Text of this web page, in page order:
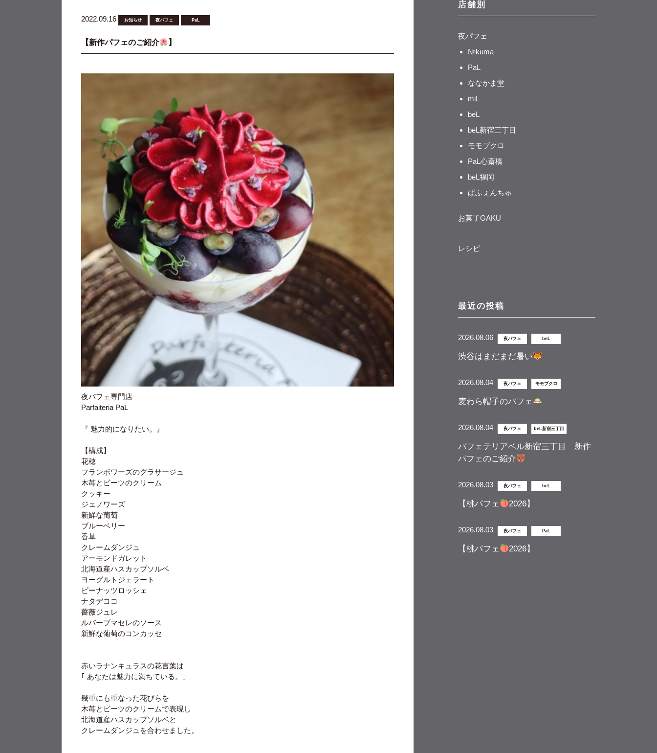
2022.09.16 お知らせ 夜パフェ PaL
【新作パフェのご紹介 】
⁡⁡夜パフェ専門店
Parfaiteria PaL
『 魅力的になりたい。』
【構成】
花穂
フランボワーズのグラサージュ
木苺とビーツのクリーム
クッキー
ジェノワーズ
新鮮な葡萄
ブルーベリー
香草
クレームダンジュ
アーモンドガレット
北海道産ハスカップソルベ
ヨーグルトジェラート
ピーナッツロッシェ
ナタデココ
薔薇ジュレ
ルバーブマセレのソース
新鮮な葡萄のコンカッセ
赤いラナンキュラスの花言葉は
｢ あなたは魅力に満ちている。」
幾重にも重なった花びらを
木苺とビーツのクリームで表現し
北海道産ハスカップソルベと
クレームダンジュを合わせました。
店舗別
夜パフェ
№kuma
PaL
ななかま堂
miL
beL
beL新宿三丁目
モモブクロ
PaL心斎橋
beL福岡
ぱふぇんちゅ
お菓子GAKU
レシピ
最近の投稿
2026.08.06 夜パフェ beL
渋谷はまだまだ暑い
2026.08.04 夜パフェ モモブクロ
麦わら帽子のパフェ
2026.08.04 夜パフェ beL新宿三丁目
パフェテリアベル新宿三丁目 新作
パフェのご紹介
2026.08.03 夜パフェ beL
【桃パフェ 2026】
2026.08.03 夜パフェ PaL
【桃パフェ 2026】